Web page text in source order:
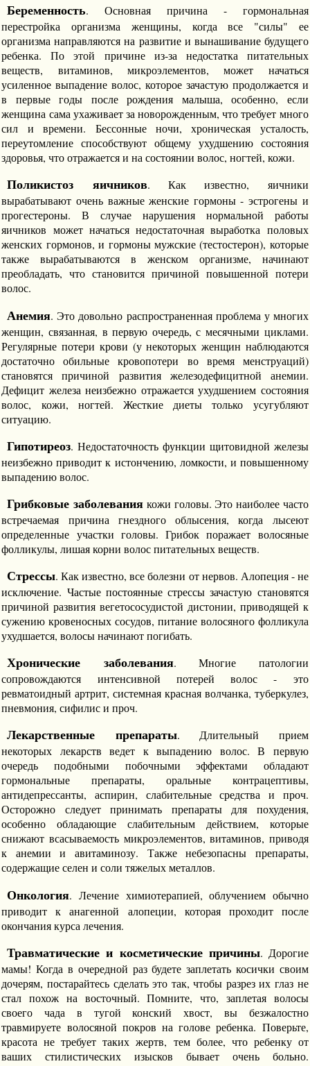
Беременность. Основная причина - гормональная
перестройка организма женщины, когда все "силы" ее
организма направляются на развитие и вынашивание будущего
ребенка. По этой причине из-за недостатка питательных
веществ, витаминов, микроэлементов, может начаться
усиленное выпадение волос, которое зачастую продолжается и
в первые годы после рождения малыша, особенно, если
женщина сама ухаживает за новорожденным, что требует много
сил и времени. Бессонные ночи, хроническая усталость,
переутомление способствуют общему ухудшению состояния
здоровья, что отражается и на состоянии волос, ногтей, кожи.
Поликистоз яичников. Как известно, яичники
вырабатывают очень важные женские гормоны - эстрогены и
прогестероны. В случае нарушения нормальной работы
яичников может начаться недостаточная выработка половых
женских гормонов, и гормоны мужские (тестостерон), которые
также вырабатываются в женском организме, начинают
преобладать, что становится причиной повышенной потери
волос.
Анемия. Это довольно распространенная проблема у многих
женщин, связанная, в первую очередь, с месячными циклами.
Регулярные потери крови (у некоторых женщин наблюдаются
достаточно обильные кровопотери во время менструаций)
становятся причиной развития железодефицитной анемии.
Дефицит железа неизбежно отражается ухудшением состояния
волос, кожи, ногтей. Жесткие диеты только усугубляют
ситуацию.
Гипотиреоз. Недостаточность функции щитовидной железы
неизбежно приводит к истончению, ломкости, и повышенному
выпадению волос.
Грибковые заболевания кожи головы. Это наиболее часто
встречаемая причина гнездного облысения, когда лысеют
определенные участки головы. Грибок поражает волосяные
фолликулы, лишая корни волос питательных веществ.
Стрессы. Как известно, все болезни от нервов. Алопеция - не
исключение. Частые постоянные стрессы зачастую становятся
причиной развития вегетососудистой дистонии, приводящей к
сужению кровеносных сосудов, питание волосяного фолликула
ухудшается, волосы начинают погибать.
Хронические заболевания. Многие патологии
сопровождаются интенсивной потерей волос - это
ревматоидный артрит, системная красная волчанка, туберкулез,
пневмония, сифилис и проч.
Лекарственные препараты. Длительный прием
некоторых лекарств ведет к выпадению волос. В первую
очередь подобными побочными эффектами обладают
гормональные препараты, оральные контрацептивы,
антидепрессанты, аспирин, слабительные средства и проч.
Осторожно следует принимать препараты для похудения,
особенно обладающие слабительным действием, которые
снижают всасываемость микроэлементов, витаминов, приводя
к анемии и авитаминозу. Также небезопасны препараты,
содержащие селен и соли тяжелых металлов.
Онкология. Лечение химиотерапией, облучением обычно
приводит к анагенной алопеции, которая проходит после
окончания курса лечения.
Травматические и косметические причины. Дорогие
мамы! Когда в очередной раз будете заплетать косички своим
дочерям, постарайтесь сделать это так, чтобы разрез их глаз не
стал похож на восточный. Помните, что, заплетая волосы
своего чада в тугой конский хвост, вы безжалостно
травмируете волосяной покров на голове ребенка. Поверьте,
красота не требует таких жертв, тем более, что ребенку от
ваших стилистических изысков бывает очень больно.